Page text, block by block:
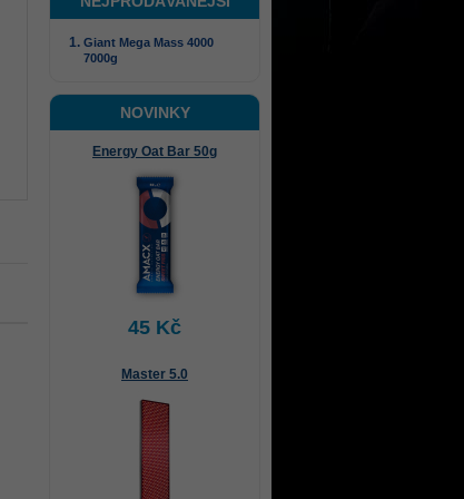
Giant Mega Mass 4000
7000g
NOVINKY
Energy Oat Bar 50g
45 Kč
Master 5.0